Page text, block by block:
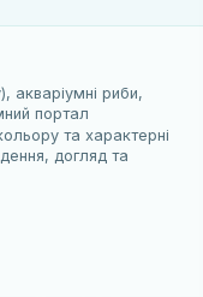
акваріумні риби,
портал
та характерні
догляд та